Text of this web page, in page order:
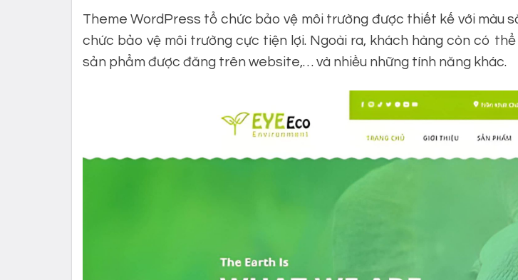
Theme WordPress tổ chức bảo vệ môi trường được thiết kế với màu
chức bảo vệ môi trường cực tiện lợi. Ngoài ra, khách hàng còn có
sản phẩm được đăng trên website,… và nhiều những tính năng khác.